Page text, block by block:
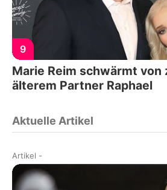
9
Marie Reim schwärmt von
älterem Partner Raphael
Aktuelle Artikel
Artikel -